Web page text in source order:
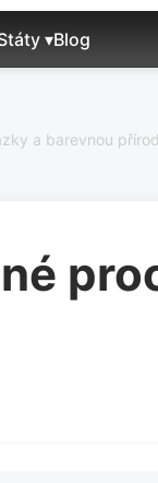
▾Blog
a barevnou